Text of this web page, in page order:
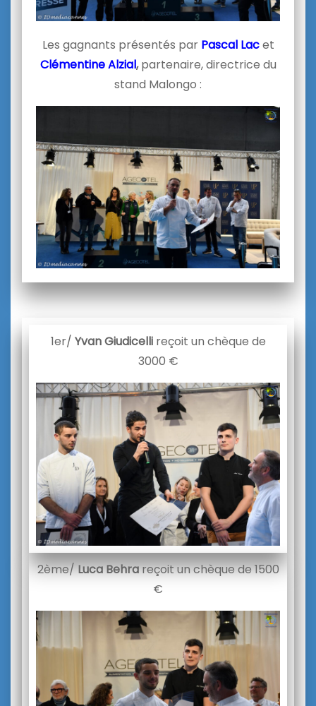
Les gagnants présentés par Pascal Lacet
Clémentine Alzial,partenaire, directrice du
stand Malongo :
1er/ Yvan Giudicellireçoit un chèque de
3000 €
2ème/Luca Behrareçoit un chèque de 1500
€